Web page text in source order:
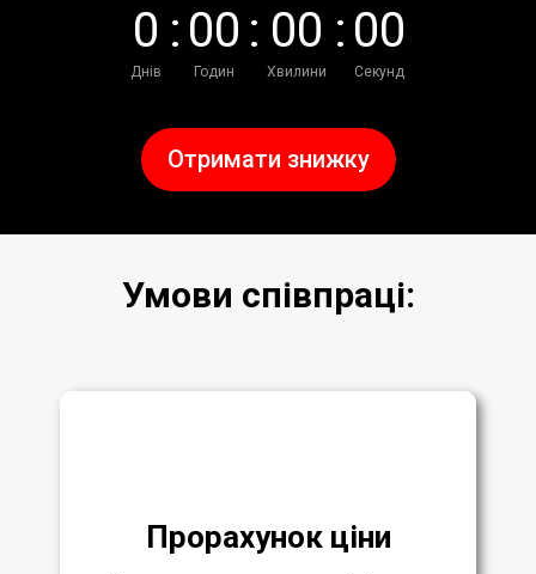
0
Днів
: 00
Годин
: 00
Хвилини
: 00
Секунд
Отримати знижку
Умови співпраці:
Прорахунок ціни